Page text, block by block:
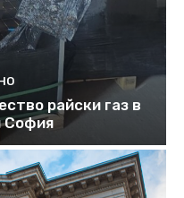
райски газ в
София